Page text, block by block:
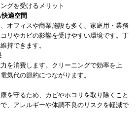
グを受けるメリット
適空間
オフィスや商業施設も多く、家庭用・業務
リやカビの影響を受けやすい環境です。丁
持できます。
を消費します。クリーニングで効率を上
気代の節約につながります。
を守るため、カビやホコリを取り除くこと
、アレルギーや体調不良のリスクを軽減で